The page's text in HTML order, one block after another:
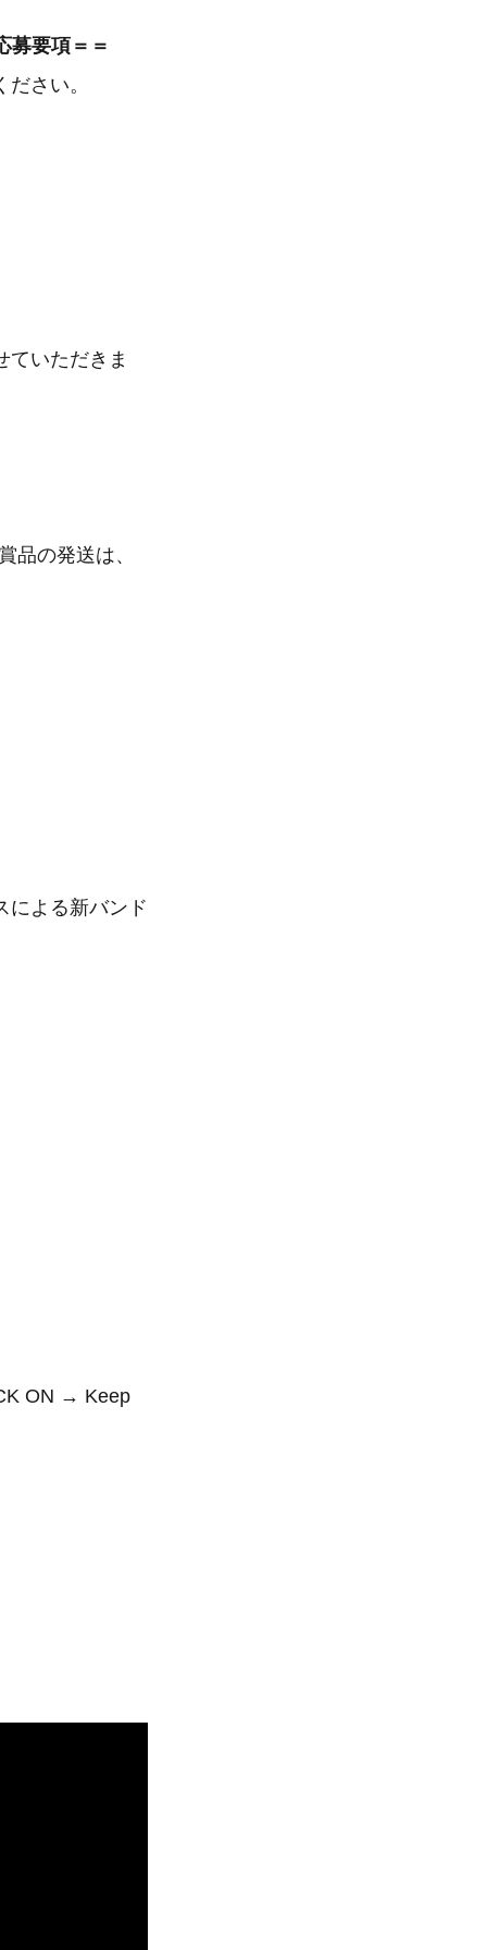
募要項＝＝
さい。
ていただきま
品の発送は、
による新バンド
ON → Keep